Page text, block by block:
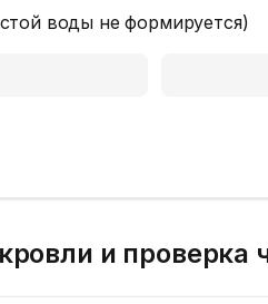
воды не формируется)
и